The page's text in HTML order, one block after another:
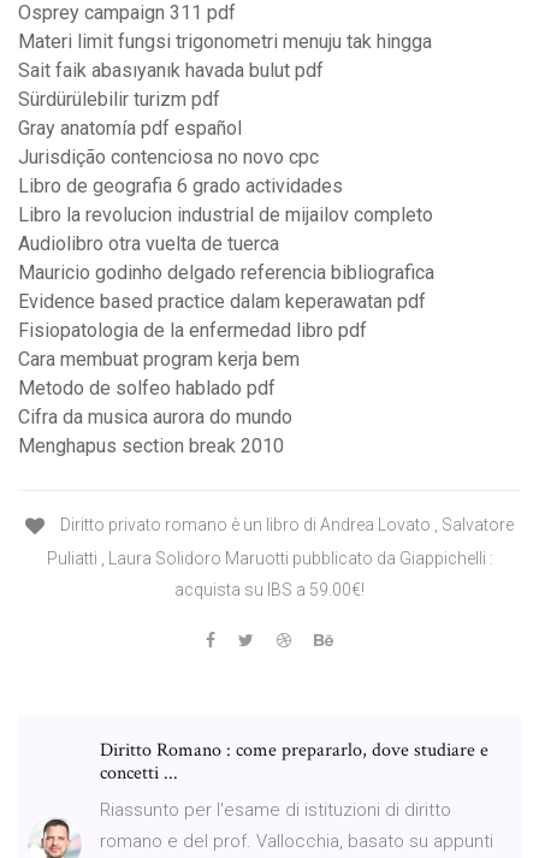
Osprey campaign 311 pdf
Materi limit fungsi trigonometri menuju tak hingga
Sait faik abasıyanık havada bulut pdf
Sürdürülebilir turizm pdf
Gray anatomía pdf español
Jurisdição contenciosa no novo cpc
Libro de geografia 6 grado actividades
Libro la revolucion industrial de mijailov completo
Audiolibro otra vuelta de tuerca
Mauricio godinho delgado referencia bibliografica
Evidence based practice dalam keperawatan pdf
Fisiopatologia de la enfermedad libro pdf
Cara membuat program kerja bem
Metodo de solfeo hablado pdf
Cifra da musica aurora do mundo
Menghapus section break 2010
Diritto privato romano è un libro di Andrea Lovato , Salvatore
Puliatti , Laura Solidoro Maruotti pubblicato da Giappichelli :
acquista su IBS a 59.00€!
Diritto Romano : come prepararlo, dove studiare e
concetti ...
Riassunto per l'esame di istituzioni di diritto
romano e del prof. Vallocchia, basato su appunti